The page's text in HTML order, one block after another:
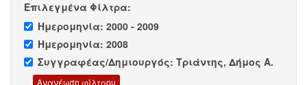
Επιλεγμένα Φίλτρα:
Ημερομηνία: 2000 - 2009
Ημερομηνία: 2008
Συγγραφέας/Δημιουργός: Τριάντης, Δήμος Α.